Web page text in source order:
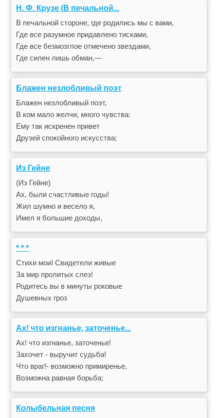
Н. Ф. Крузе (В печальной...
В печальной стороне, где родились мы с вами,
Где все разумное придавлено тисками,
Где все безмозглое отмечено звездами,
Где силен лишь обман,—
Блажен незлобливый поэт
Блажен незлобливый поэт,
В ком мало желчи, много чувства:
Ему так искренен привет
Друзей спокойного искусства;
Из Гейне
(Из Гейне)
Ах, были счастливые годы!
Жил шумно и весело я,
Имел я большие доходы,
* * *
Стихи мои! Свидетели живые
За мир пролитых слез!
Родитесь вы в минуты роковые
Душевных гроз
Ах! что изгнанье, заточенье...
Ах! что изгнанье, заточенье!
Захочет - выручит судьба!
Что враг!- возможно примиренье,
Возможна равная борьба;
Колыбельная песня